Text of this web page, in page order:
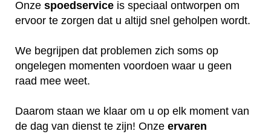
Onze spoedservice is speciaal ontworpen om
ervoor te zorgen dat u altijd snel geholpen wordt.
We begrijpen dat problemen zich soms op
ongelegen momenten voordoen waar u geen
raad mee weet.
Daarom staan we klaar om u op elk moment van
de dag van dienst te zijn! Onze ervaren